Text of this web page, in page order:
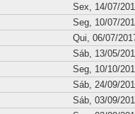
Sex, 14/07/
Seg, 10/07/
Qui, 06/07/
Sáb, 13/05/
Seg, 10/10/
Sáb, 24/09/
Sáb, 03/09/